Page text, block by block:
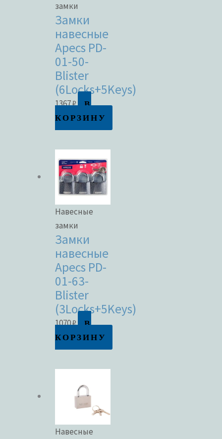
замки
Замки
навесные
Apecs PD-
01-50-
Blister
(6Locks+5Keys)
1367₽
В
КОРЗИНУ
Навесные
замки
Замки
навесные
Apecs PD-
01-63-
Blister
(3Locks+5Keys)
1070₽
В
КОРЗИНУ
Навесные